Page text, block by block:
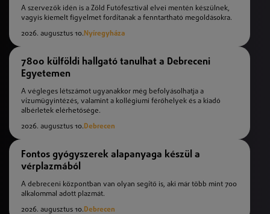
A szervezők idén is a Zöld Futófesztivál elvei mentén készülnek,
vagyis kiemelt figyelmet fordítanak a fenntartható megoldásokra.
2026. augusztus 10. Nyíregyháza
7800 külföldi hallgató tanulhat a Debreceni
Egyetemen
A végleges létszámot ugyanakkor még befolyásolhatja a
vízumügyintézés, valamint a kollégiumi férőhelyek és a kiadó
albérletek elérhetősége.
2026. augusztus 10.Debrecen
Fontos gyógyszerek alapanyaga készül a
vérplazmából
A debreceni központban van olyan segítő is, aki már több mint 700
alkalommal adott plazmát.
2026. augusztus 10.Debrecen